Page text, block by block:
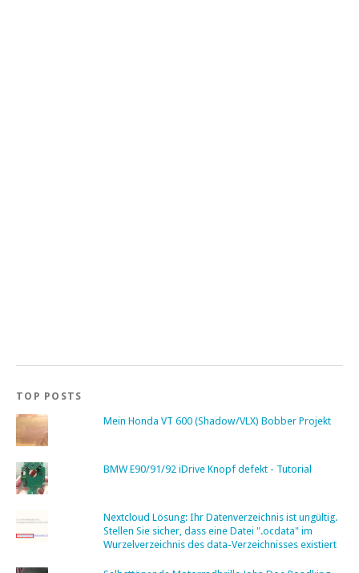
TOP POSTS
Mein Honda VT 600 (Shadow/VLX) Bobber Projekt
BMW E90/91/92 iDrive Knopf defekt - Tutorial
Nextcloud Lösung: Ihr Datenverzeichnis ist ungültig.
Stellen Sie sicher, dass eine Datei ".ocdata" im
Wurzelverzeichnis des data-Verzeichnisses existiert